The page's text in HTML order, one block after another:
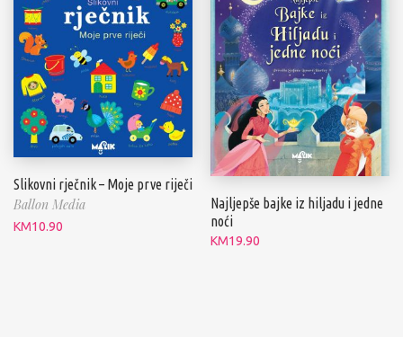
Slikovni rječnik – Moje prve riječi
Ballon Media
KM10.90
Najljepše bajke iz hiljadu i jedne
noći
KM19.90